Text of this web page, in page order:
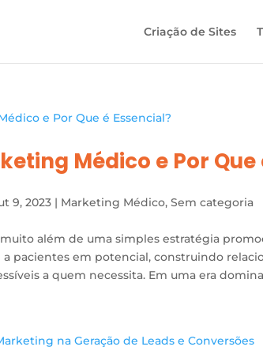
Criação de Sites
Médico e Por Que
9, 2023 | Marketing Médico,Sem categoria
além de uma simples estratégia
a pacientes em potencial, construindo
a quem necessita. Em uma era